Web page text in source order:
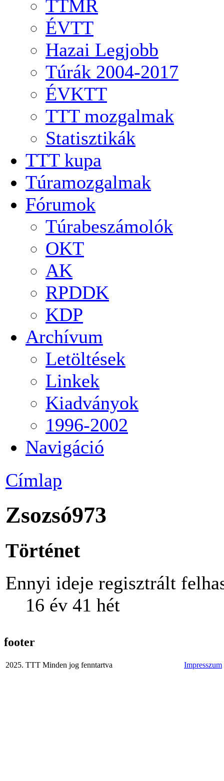
TTMR
ÉVTT
Hazai Legjobb
Túrák 2004-2017
ÉVKTT
TTT mozgalmak
Statisztikák
TTT kupa
Túramozgalmak
Fórumok
Túrabeszámolók
OKT
AK
RPDDK
KDP
Archívum
Letöltések
Linkek
Kiadványok
1996-2002
Navigáció
Címlap
Zsozsó973
Történet
Ennyi ideje regisztrált
16 év 41 hét
footer
2025. TTT Minden jog fenntartva Impresszum